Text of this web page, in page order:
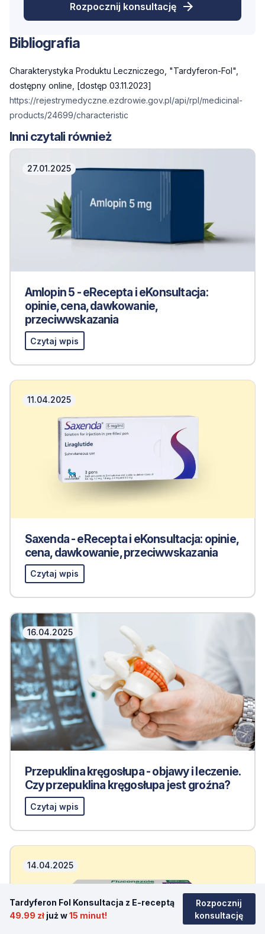
Tardyferon Fol Konsultacja z E-receptą
49.99 zł już w15 minut!
Rozpocznij
konsultację
Rozpocznij konsultację
Bibliografia
Charakterystyka Produktu Leczniczego, "Tardyferon-Fol",
dostępny online, [dostęp 03.11.2023]
https://rejestrymedyczne.ezdrowie.gov.pl/api/rpl/medicinal-
products/24699/characteristic
Inni czytali również
27.01.2025
Amlopin 5 - eRecepta i eKonsultacja:
opinie, cena, dawkowanie,
przeciwwskazania
Czytaj wpis
11.04.2025
Saxenda - eRecepta i eKonsultacja: opinie,
cena, dawkowanie, przeciwwskazania
Czytaj wpis
16.04.2025
Przepuklina kręgosłupa - objawy i leczenie.
Czy przepuklina kręgosłupa jest groźna?
Czytaj wpis
14.04.2025